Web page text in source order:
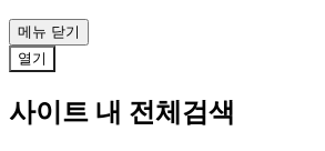
메뉴 닫기
열기
사이트 내 전체검색